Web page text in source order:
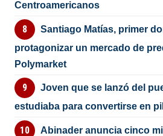
Centroamericanos
Santiago Matías, primer
protagonizar un mercado de
Polymarket
Joven que se lanzó del
estudiaba para convertirse en
Abinader anuncia cinco